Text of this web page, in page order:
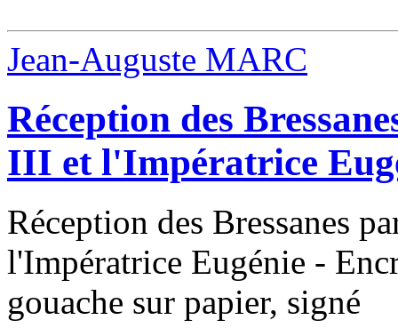
Jean-Auguste MARC
Réception des
III et l'Impératrice
Réception des Bressanes
l'Impératrice Eugénie -
gouache sur papier, signé